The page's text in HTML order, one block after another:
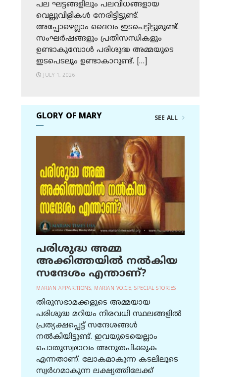
പല ഘട്ടങ്ങളിലും പലവിധങ്ങളായ
വെല്ലുവിളികള്‍ നേരിട്ടിട്ടുണ്ട്.
അപ്പോഴെല്ലാം ദൈവം ഇടപെട്ടിട്ടുമുണ്ട്.
സംഘര്‍ഷങ്ങളും പ്രതിസന്ധികളും
ഉണ്ടാകുമ്പോള്‍ പരിശുദ്ധ അമ്മയുടെ
ഇടപെടലും ഉണ്ടാകാറുണ്ട്. […]
JULY 1, 2026
GLORY OF MARY SEE ALL
പരിശുദ്ധ അമ്മ
അക്കിത്തയില്‍ നല്‍കിയ
സന്ദേശം എന്താണ്?
MARIAN APPARITIONS, MARIAN VOICE, SPECIAL STORIES
തിരുസഭാമക്കളുടെ അമ്മയായ
പരിശുദ്ധ മറിയം നിരവധി സ്ഥലങ്ങളിൽ
പ്രത്യക്ഷപ്പെട്ട് സന്ദേശങ്ങൾ
നൽകിയിട്ടുണ്ട്. ഇവയുടെയെല്ലാം
പൊതുസ്വഭാവം അനുതപിക്കുക
എന്നതാണ്. ലോകമാകുന്ന കടലിലൂടെ
സ്വർഗമാകുന്ന ലക്ഷ്യത്തിലേക്ക്